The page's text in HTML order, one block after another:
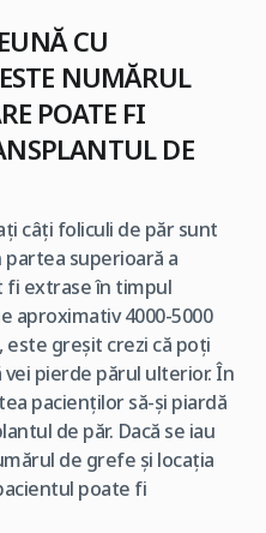
CU
NUMĂRUL
POATE FI
DE
câţi foliculi de păr sunt
superioară a
fi extrase în timpul
aproximativ 4000-5000
este greşit crezi că poţi
pierde părul ulterior. În
pacienţilor să-şi piardă
de păr. Dacă se iau
de grefe şi locaţia
poate fi